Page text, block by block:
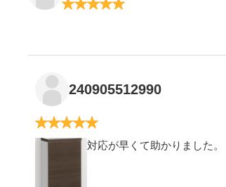
1 2 3 4 5
240905512990
1 2 3 4 5
対応が早くて助かりました